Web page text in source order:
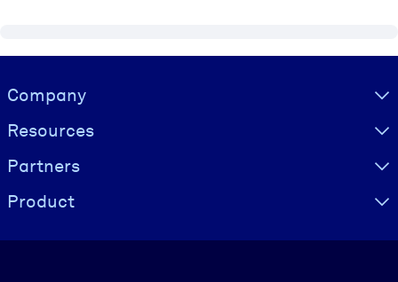
Visually hidden Text
Company
Resources
Partners
Product